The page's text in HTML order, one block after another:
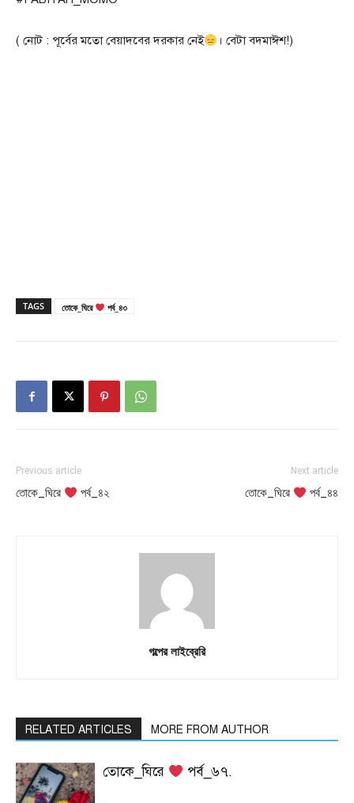
( নোট : পূর্বের মতো বেয়াদবের দরকার নেই । বেটা বদমাঈশ!)
TAGS তোকে_ঘিরে পর্ব_৪৩
Previous article
তোকে_ঘিরে পর্ব_৪২
Next article
তোকে_ঘিরে পর্ব_৪৪
গল্পের লাইব্রেরি
RELATED ARTICLES MORE FROM AUTHOR
তোকে_ঘিরে পর্ব_৬৭.